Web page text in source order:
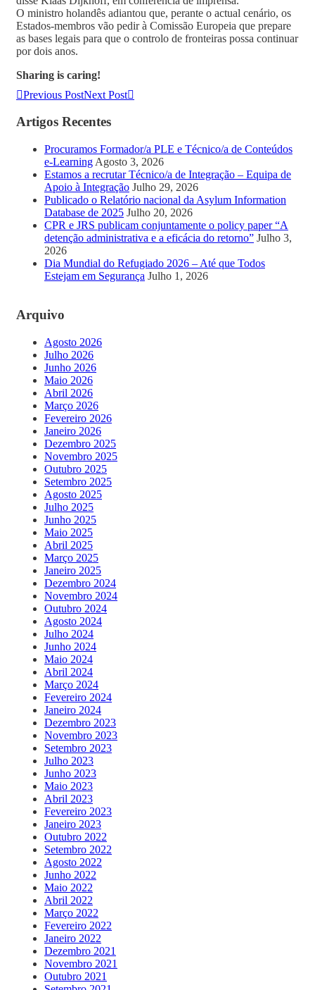
O ministro holandês adiantou que, perante o actual cenário, os
Estados-membros vão pedir à Comissão Europeia que prepare
as bases legais para que o controlo de fronteiras possa continuar
por dois anos.
Sharing is caring!
Previous PostNext Post
Artigos Recentes
Procuramos Formador/a PLE e Técnico/a de Conteúdos
e-Learning Agosto 3, 2026
Estamos a recrutar Técnico/a de Integração – Equipa de
Apoio à Integração Julho 29, 2026
Publicado o Relatório nacional da Asylum Information
Database de 2025 Julho 20, 2026
CPR e JRS publicam conjuntamente o policy paper “A
detenção administrativa e a eficácia do retorno” Julho 3,
2026
Dia Mundial do Refugiado 2026 – Até que Todos
Estejam em Segurança Julho 1, 2026
Arquivo
Agosto 2026
Julho 2026
Junho 2026
Maio 2026
Abril 2026
Março 2026
Fevereiro 2026
Janeiro 2026
Dezembro 2025
Novembro 2025
Outubro 2025
Setembro 2025
Agosto 2025
Julho 2025
Junho 2025
Maio 2025
Abril 2025
Março 2025
Janeiro 2025
Dezembro 2024
Novembro 2024
Outubro 2024
Agosto 2024
Julho 2024
Junho 2024
Maio 2024
Abril 2024
Março 2024
Fevereiro 2024
Janeiro 2024
Dezembro 2023
Novembro 2023
Setembro 2023
Julho 2023
Junho 2023
Maio 2023
Abril 2023
Fevereiro 2023
Janeiro 2023
Outubro 2022
Setembro 2022
Agosto 2022
Junho 2022
Maio 2022
Abril 2022
Março 2022
Fevereiro 2022
Janeiro 2022
Dezembro 2021
Novembro 2021
Outubro 2021